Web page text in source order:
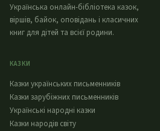
Українська онлайн-бібліотека казок,
віршів, байок, оповідань і класичних
книг для дітей та всієї родини.
КАЗКИ
Казки українських письменників
Казки зарубіжних письменників
Українські народні казки
Казки народів світу